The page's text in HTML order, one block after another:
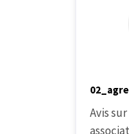
Avis